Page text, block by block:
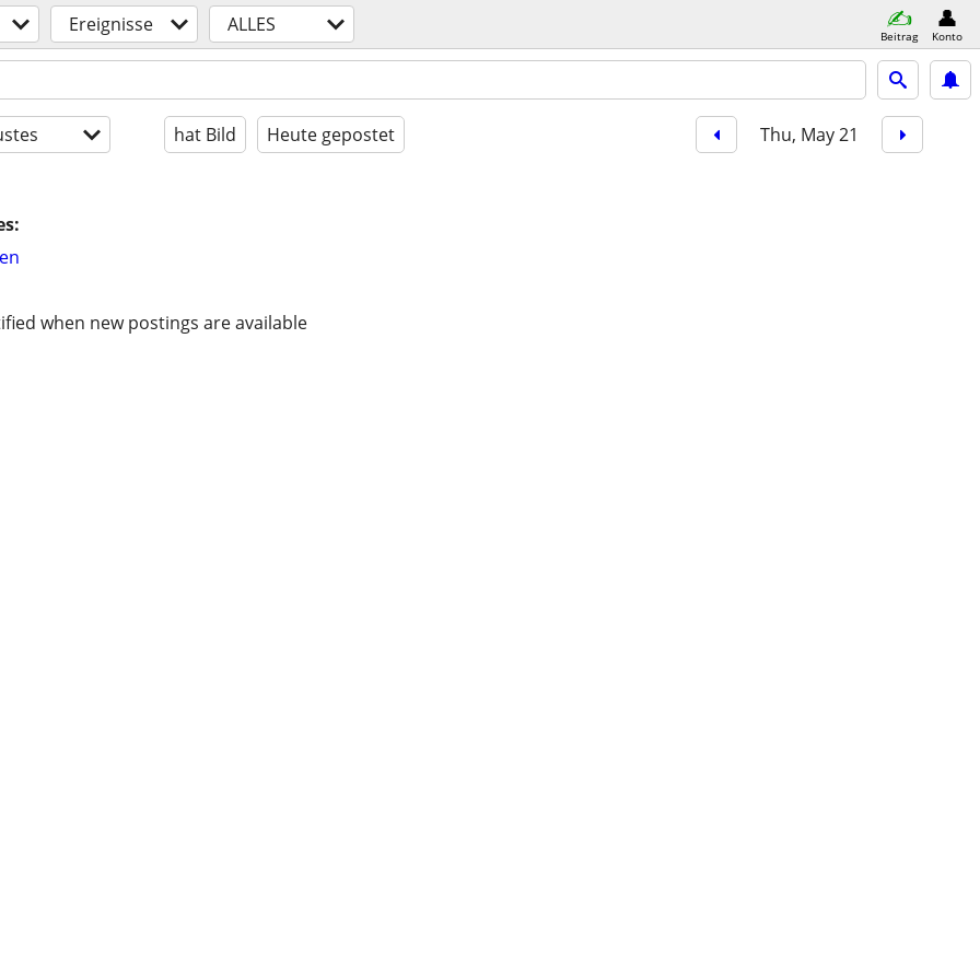
Ereignisse ALLES Beitrag Konto
hat Bild Heute gepostet Thu, May 21
when new postings are available